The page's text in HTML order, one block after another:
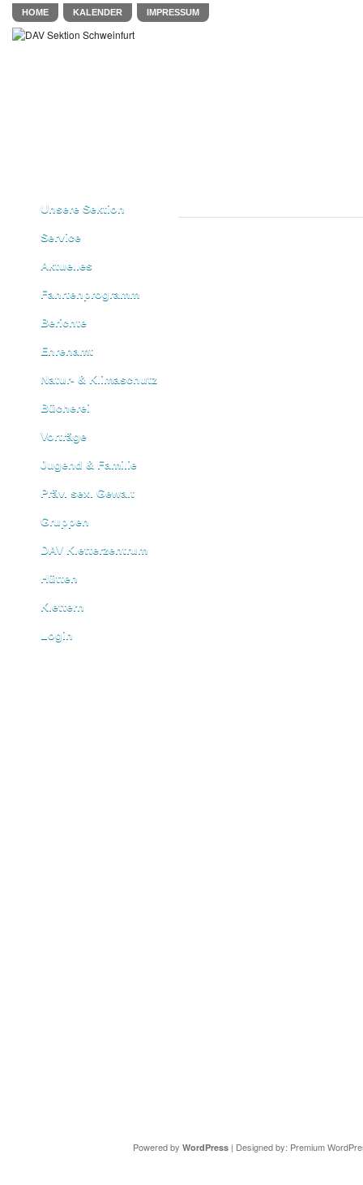
HOME KALENDER IMPRESSUM
Unsere Sektion
Service
Aktuelles
Fahrtenprogramm
Berichte
Ehrenamt
Natur- & Klimaschutz
Bücherei
Vorträge
Jugend & Familie
Präv. sex. Gewalt
Gruppen
DAV Kletterzentrum
Hütten
Klettern
Login
Powered by WordPress| Designed by: Premium